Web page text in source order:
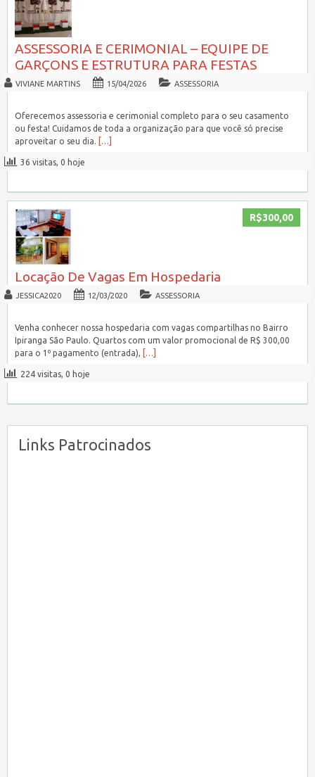
ASSESSORIA E CERIMONIAL – EQUIPE DE
GARÇONS E ESTRUTURA PARA FESTAS
VIVIANE MARTINS 15/04/2026 ASSESSORIA
Oferecemos assessoria e cerimonial completo para o seu casamento
ou festa! Cuidamos de toda a organização para que você só precise
aproveitar o seu dia.
[…]
36 visitas, 0 hoje
R$300,00
Locação De Vagas Em Hospedaria
JESSICA2020 12/03/2020 ASSESSORIA
Venha conhecer nossa hospedaria com vagas compartilhas no Bairro
Ipiranga São Paulo. Quartos com um valor promocional de R$ 300,00
para o 1º pagamento (entrada),
[…]
224 visitas, 0 hoje
Links Patrocinados